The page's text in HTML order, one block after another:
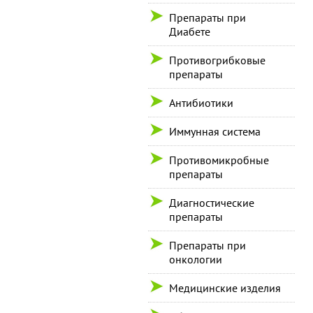
Препараты при
Диабете
Противогрибковые
препараты
Антибиотики
Иммунная система
Противомикробные
препараты
Диагностические
препараты
Препараты при
онкологии
Медицинские изделия